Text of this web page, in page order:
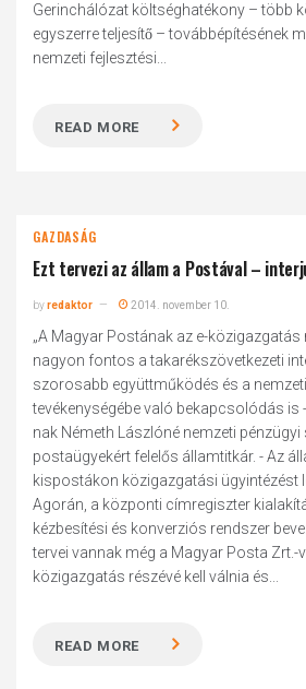
Gerinchálózat költséghatékony – több
egyszerre teljesítő – továbbépítésének
nemzeti fejlesztési...
READ MORE
GAZDASÁG
Ezt tervezi az állam a Postával –
byredaktor 2014. november 10.
„A Magyar Postának az e-közigazgatás
nagyon fontos a takarékszövetkezeti
szorosabb együttműködés és a
tevékenységébe való bekapcsolódás is
nak Németh Lászlóné nemzeti
postaügyekért felelős államtitkár. - Az
kispostákon közigazgatási ügyintézést
Agorán, a központi címregiszter
kézbesítési és konverziós rendszer
tervei vannak még a Magyar Posta Zrt.-
közigazgatás részévé kell válnia és...
READ MORE